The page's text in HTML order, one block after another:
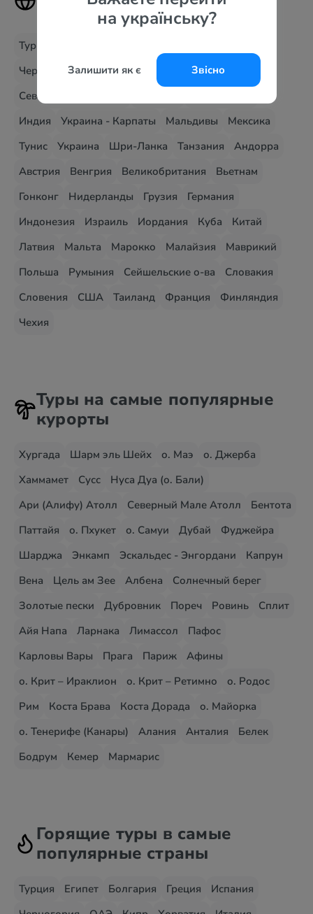
на українську?
Залишити як є Звісно
страны
Турция
Черногория
ОАЭ Кипр Хорватия
Италия
Северная Македония
Индия
Украина - Карпаты Мальдивы
Мексика
Тунис
Украина Шри-Ланка Танзания
Андорра
Австрия
Венгрия Великобритания
Вьетнам
Гонконг
Нидерланды Грузия
Германия
Индонезия
Израиль Иордания Куба
Китай
Латвия
Мальта Марокко Малайзия
Маврикий
Польша
Румыния Сейшельские о-ва
Словакия
Словения
США Таиланд Франция
Финляндия
Чехия
Туры на самые популярные
курорты
Хургада Шарм эль Шейх о. Маэ
о. Джерба
Хаммамет
Сусс
Нуса Дуа (о. Бали)
Ари (Алифу) Атолл
Северный Мале Атолл
Бентота
Паттайя
о. Пхукет о. Самуи Дубай
Фуджейра
Шарджа
Энкамп Эскальдес - Энгордани
Капрун
Вена
Цель ам Зее Албена
Солнечный берег
Золотые пески
Дубровник Пореч Ровинь
Сплит
Айя Напа
Ларнака Лимассол
Пафос
Карловы Вары
Прага Париж
Афины
о. Крит – Ираклион
о. Крит – Ретимно
о. Родос
Рим
Коста Брава Коста Дорада
о. Майорка
о. Тенерифе (Канары)
Алания Анталия
Белек
Бодрум
Кемер Мармарис
Горящие туры в самые
популярные страны
Турция Египет Болгария Греция
Испания